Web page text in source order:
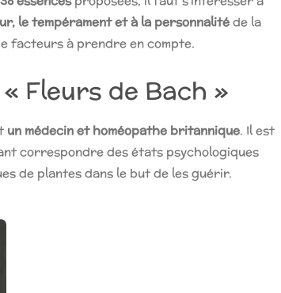
le tempérament et à la personnalitéde la
facteurs à prendre en compte.
Fleurs de Bach »
un médecin et homéopathe britannique. Il est
correspondre des états psychologiques
de plantes dans le but de les guérir.